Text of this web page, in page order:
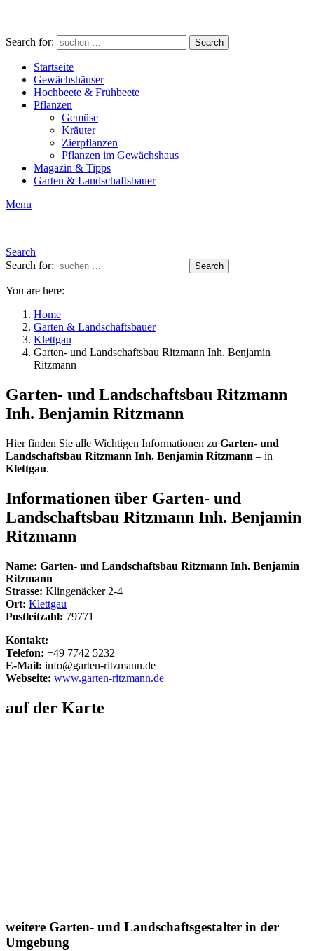
Search for: Search
Startseite
Gewächshäuser
Hochbeete & Frühbeete
Pflanzen
Gemüse
Kräuter
Zierpflanzen
Pflanzen im Gewächshaus
Magazin & Tipps
Garten & Landschaftsbauer
Menu
Search
Search for:
Search
You are here:
Home
Garten & Landschaftsbauer
Klettgau
Garten- und Landschaftsbau Ritzmann Inh. Benjamin
Ritzmann
Garten- und Landschaftsbau Ritzmann
Inh. Benjamin Ritzmann
Hier finden Sie alle Wichtigen Informationen zu Garten- und
Landschaftsbau Ritzmann Inh. Benjamin Ritzmann – in
Klettgau.
Informationen über Garten- und
Landschaftsbau Ritzmann Inh. Benjamin
Ritzmann
Name: Garten- und Landschaftsbau Ritzmann Inh. Benjamin
Ritzmann
Strasse: Klingenäcker 2-4
Ort: Klettgau
Postleitzahl: 79771
Kontakt:
Telefon: +49 7742 5232
E-Mail: info@garten-ritzmann.de
Webseite: www.garten-ritzmann.de
auf der Karte
weitere Garten- und Landschaftsgestalter in der
Umgebung